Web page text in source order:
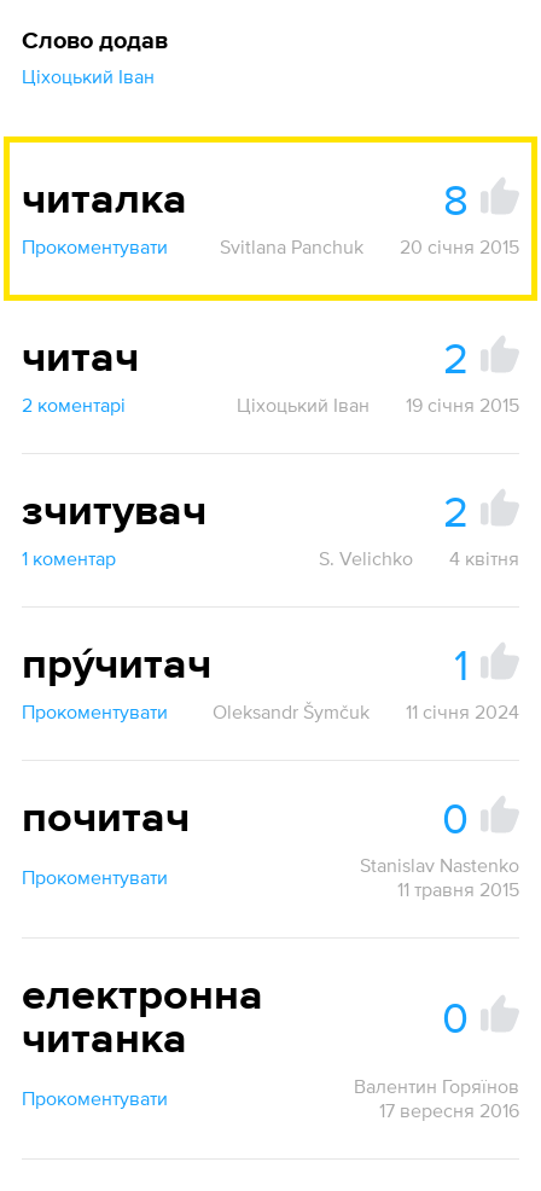
Слово додав
Ціхоцький Іван
читалка 8
Прокоментувати Svitlana Panchuk 20 січня 2015
читач 2
2 коментарі Ціхоцький Іван 19 січня 2015
зчитувач 2
1 коментар S. Velichko 4 квітня
пру́читач 1
Прокоментувати Oleksandr Šymčuk 11 січня 2024
почитач 0
Прокоментувати
Stanislav Nastenko
11 травня 2015
електронна
читанка
0
Прокоментувати
Валентин Горяїнов
17 вересня 2016